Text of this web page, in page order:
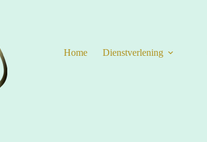
Home
Dienstverlening